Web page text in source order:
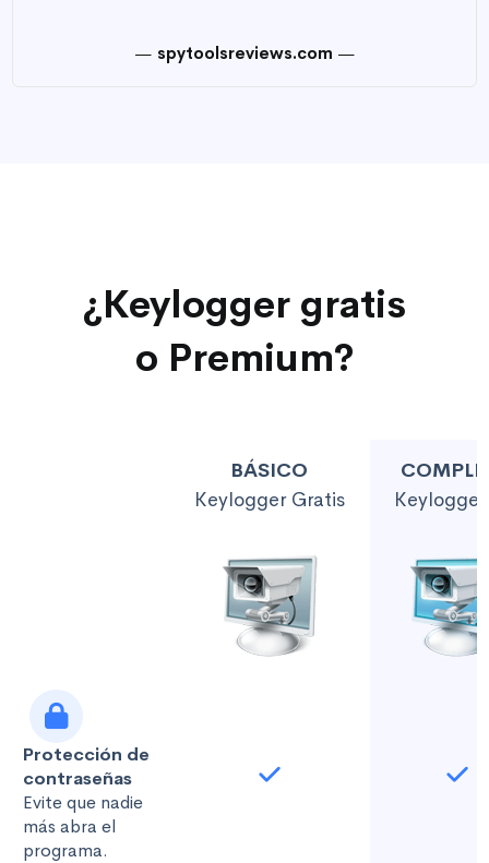
spytoolsreviews.com
¿Keylogger gratis
o Premium?
BÁSICO
Keylogger Gratis
Protección de
contraseñas
Evite que nadie
más abra el
programa.